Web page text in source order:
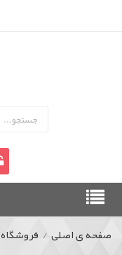
صفحه ی اصلی / فروشگاه